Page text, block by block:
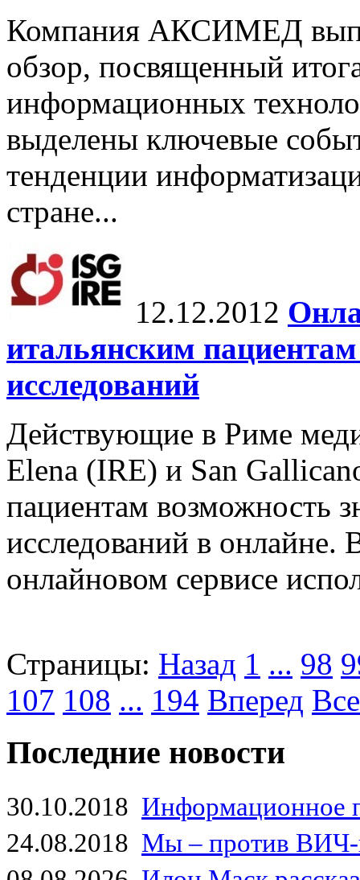
Компания АКСИМЕД
обзор, посвященный
информационных
выделены ключевые
тенденции
стране...
12.12.2012
итальянским
исследований
Действующие в Риме
Elena (IRE) и San
пациентам возможность
исследований в онлайне.
онлайновом сервисе
Страницы: Назад 1 ... 98
107 108 ... 194 Вперед Все
Последние новости
30.10.2018 Информационное
24.08.2018 Мы – против